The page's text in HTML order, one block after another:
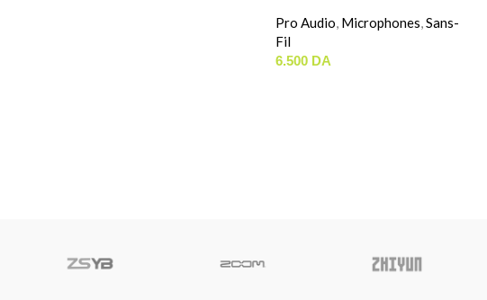
Pro Audio, Microphones,Sans-
Fil
6.500 DA